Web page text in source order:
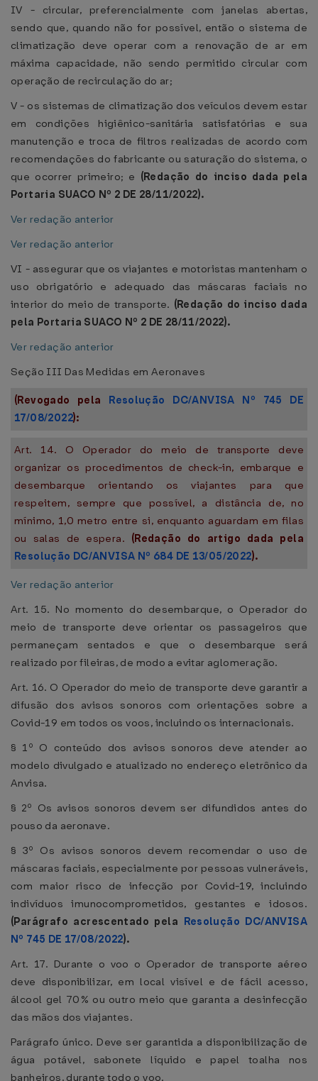
IV - circular, preferencialmente com janelas abertas,
sendo que, quando não for possível, então o sistema de
climatização deve operar com a renovação de ar em
máxima capacidade, não sendo permitido circular com
operação de recirculação do ar;
V - os sistemas de climatização dos veículos devem estar
em condições higiênico-sanitária satisfatórias e sua
manutenção e troca de filtros realizadas de acordo com
recomendações do fabricante ou saturação do sistema, o
que ocorrer primeiro; e (Redação do inciso dada pela
Portaria SUACO Nº 2 DE 28/11/2022).
Ver redação anterior
Ver redação anterior
VI - assegurar que os viajantes e motoristas mantenham o
uso obrigatório e adequado das máscaras faciais no
interior do meio de transporte. (Redação do inciso dada
pela Portaria SUACO Nº 2 DE 28/11/2022).
Ver redação anterior
Seção III Das Medidas em Aeronaves
(Revogado pela Resolução DC/ANVISA Nº 745 DE
17/08/2022):
Art. 14. O Operador do meio de transporte deve
organizar os procedimentos de check-in, embarque e
desembarque orientando os viajantes para que
respeitem, sempre que possível, a distância de, no
mínimo, 1,0 metro entre si, enquanto aguardam em filas
ou salas de espera. (Redação do artigo dada pela
Resolução DC/ANVISA Nº 684 DE 13/05/2022).
Ver redação anterior
Art. 15. No momento do desembarque, o Operador do
meio de transporte deve orientar os passageiros que
permaneçam sentados e que o desembarque será
realizado por fileiras, de modo a evitar aglomeração.
Art. 16. O Operador do meio de transporte deve garantir a
difusão dos avisos sonoros com orientações sobre a
Covid-19 em todos os voos, incluindo os internacionais.
§ 1º O conteúdo dos avisos sonoros deve atender ao
modelo divulgado e atualizado no endereço eletrônico da
Anvisa.
§ 2º Os avisos sonoros devem ser difundidos antes do
pouso da aeronave.
§ 3º Os avisos sonoros devem recomendar o uso de
máscaras faciais, especialmente por pessoas vulneráveis,
com maior risco de infecção por Covid-19, incluindo
indivíduos imunocomprometidos, gestantes e idosos.
(Parágrafo acrescentado pela Resolução DC/ANVISA
Nº 745 DE 17/08/2022).
Art. 17. Durante o voo o Operador de transporte aéreo
deve disponibilizar, em local visível e de fácil acesso,
álcool gel 70% ou outro meio que garanta a desinfecção
das mãos dos viajantes.
Parágrafo único. Deve ser garantida a disponibilização de
água potável, sabonete líquido e papel toalha nos
banheiros, durante todo o voo.